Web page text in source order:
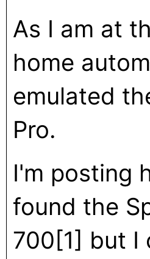
As I am at
home
emulated
Pro.
I'm posting
found the
700[1] but I